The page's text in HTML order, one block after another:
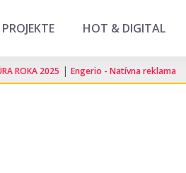
HOT & DIGITAL
ROKA 2025 | Engerio - Natívna reklama